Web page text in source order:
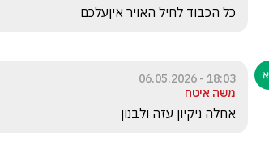
כל הכבוד לחיל האויר איןעלכם
18:03 - 06.05.2026
משה איטח
אחלה ניקיון עזה ולבנון